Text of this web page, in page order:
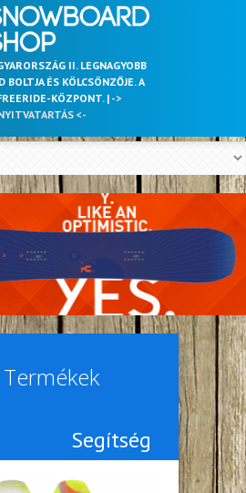
II. LEGNAGYOBB
BOLTJA ÉS KÖLCSÖNZŐJE. A
KÖZPONT. | ->
<-
Termékek
Segítség